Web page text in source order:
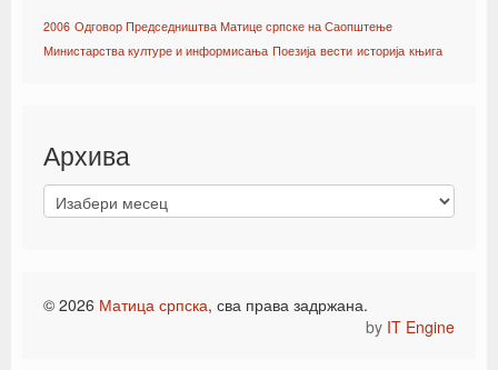
2006 Одговор Председништва Матице српске на Саопштење
Министарства културе и информисања Поезија вести историја књига
Архива
© 2026 Матица српска, сва права задржана.
by IT Engine